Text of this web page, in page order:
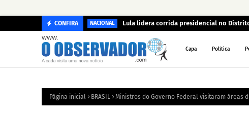
CONFIRA NACIONAL Lula lidera corrida presidencial no
Capa Política
Página inicial BRASIL Ministros do Governo Federal visitaram áreas